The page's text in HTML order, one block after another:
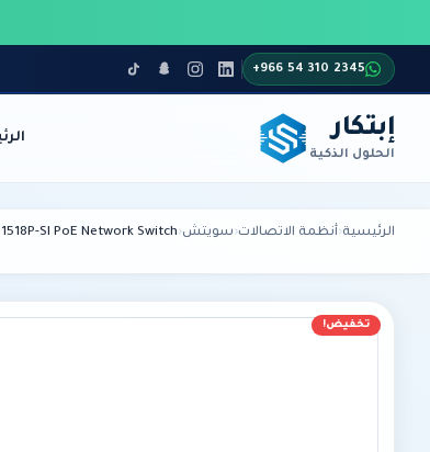
+966 54 310 2345
إبتكار
الحلول الذكية
الرئيسية›أنظمة الاتصالات›سويتش›
SI PoE Network Switch
تخفيض!